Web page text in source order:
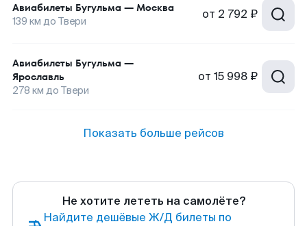
Авиабилеты Бугульма — Москва
139 км до Твери от 2 792 ₽
Авиабилеты Бугульма —
Ярославль
278 км до Твери
от 15 998 ₽
Показать больше рейсов
Не хотите лететь на самолёте?
Найдите дешёвые Ж/Д билеты по